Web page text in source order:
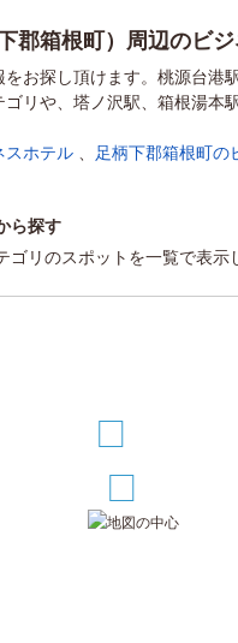
郡箱根町）周辺のビ
お探し頂けます。桃源台港
リや、塔ノ沢駅、箱根湯本
スホテル 足柄下郡箱根町の
ら探す
ゴリのスポットを一覧で表示